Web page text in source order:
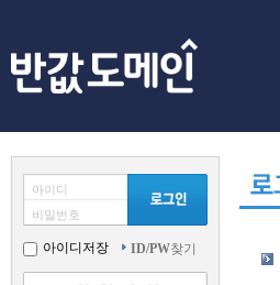
아이디
비밀번호
아이디저장 ID/PW찾기